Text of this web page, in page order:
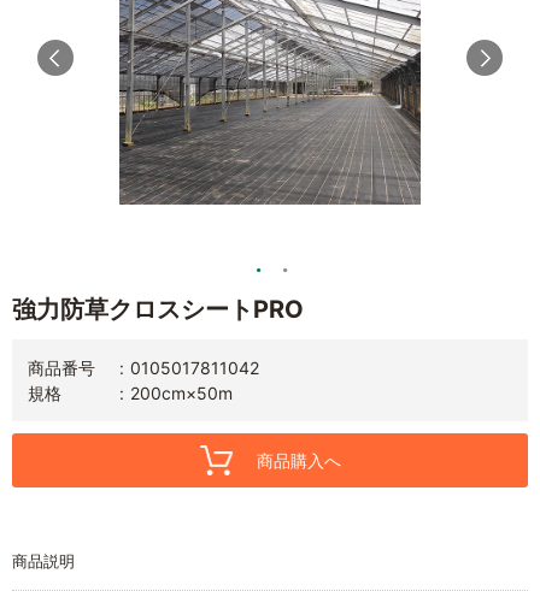
強力防草クロスシートPRO
商品番号
0105017811042
規格
200cm×50m
商品購入へ
商品説明